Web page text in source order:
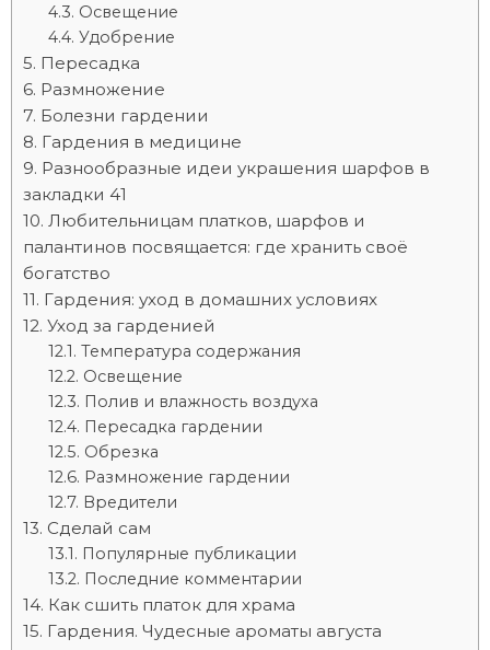
Освещение
Удобрение
Пересадка
Размножение
Болезни гардении
Гардения в медицине
Разнообразные идеи украшения шарфов в
закладки 41
Любительницам платков, шарфов и
палантинов посвящается: где хранить своё
богатство
Гардения: уход в домашних условиях
Уход за гарденией
Температура содержания
Освещение
Полив и влажность воздуха
Пересадка гардении
Обрезка
Размножение гардении
Вредители
Сделай сам
Популярные публикации
Последние комментарии
Как сшить платок для храма
Гардения. Чудесные ароматы августа